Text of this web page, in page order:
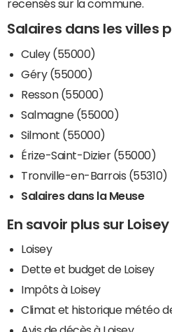
recensés sur la commune.
Salaires dans les villes
Culey (55000)
Géry (55000)
Resson (55000)
Salmagne (55000)
Silmont (55000)
Érize-Saint-Dizier (55000)
Tronville-en-Barrois (55310)
Salaires dans la Meuse
En savoir plus sur Loisey
Loisey
Dette et budget de Loisey
Impôts à Loisey
Climat et historique météo